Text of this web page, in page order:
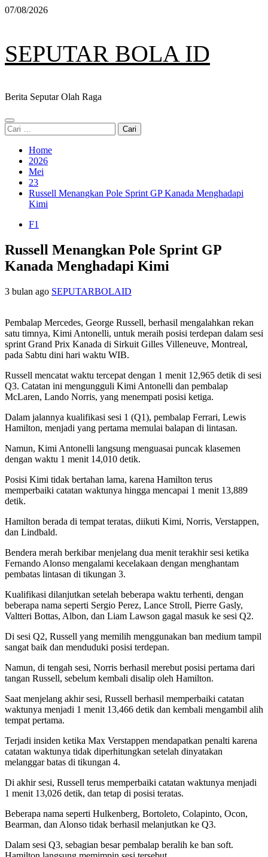
Skip
07/08/2026
SEPUTAR BOLA ID
Berita Seputar Olah Raga
Primary
Menu
Cari
untuk:
Home
2026
Mei
23
Russell Menangkan Pole Sprint GP Kanada Menghadapi
Kimi
F1
Russell Menangkan Pole Sprint GP
Kanada Menghadapi Kimi
3 bulan ago SEPUTARBOLAID
Pembalap Mercedes, George Russell, berhasil mengalahkan rekan
satu timnya, Kimi Antonelli, untuk meraih posisi terdepan dalam sesi
sprint Grand Prix Kanada di Sirkuit Gilles Villeneuve, Montreal,
pada Sabtu dini hari waktu WIB.
Russell mencatat waktu tercepat dengan 1 menit 12,965 detik di sesi
Q3. Catatan ini mengungguli Kimi Antonelli dan pembalap
McLaren, Lando Norris, yang menempati posisi ketiga.
Dalam jalannya kualifikasi sesi 1 (Q1), pembalap Ferrari, Lewis
Hamilton, menjadi yang pertama memulai balapan di lintasan.
Namun, Kimi Antonelli langsung menguasai puncak klasemen
dengan waktu 1 menit 14,010 detik.
Posisi Kimi tidak bertahan lama, karena Hamilton terus
memperbaiki catatan waktunya hingga mencapai 1 menit 13,889
detik.
Hamilton berada di tempat teratas, diikuti Kimi, Norris, Verstappen,
dan Lindbald.
Bendera merah berkibar menjelang dua menit terakhir sesi ketika
Fernando Alonso mengalami kecelakaan dengan menghantam
pembatas lintasan di tikungan 3.
Kualifikasi dilanjutkan setelah beberapa waktu terhenti, dengan
beberapa nama seperti Sergio Perez, Lance Stroll, Pierre Gasly,
Valtteri Bottas, Albon, dan Liam Lawson gagal masuk ke sesi Q2.
Di sesi Q2, Russell yang memilih menggunakan ban medium tampil
sangat baik dan menduduki posisi terdepan.
Namun, di tengah sesi, Norris berhasil merebut posisi pertama dari
tangan Russell, sebelum kembali disalip oleh Hamilton.
Saat menjelang akhir sesi, Russell berhasil memperbaiki catatan
waktunya menjadi 1 menit 13,466 detik dan kembali mengambil alih
tempat pertama.
Terjadi insiden ketika Max Verstappen mendapatkan penalti karena
catatan waktunya tidak diperhitungkan setelah dinyatakan
melanggar batas di tikungan 4.
Di akhir sesi, Russell terus memperbaiki catatan waktunya menjadi
1 menit 13,026 detik, dan tetap di posisi teratas.
Beberapa nama seperti Hulkenberg, Bortoleto, Colapinto, Ocon,
Bearman, dan Alonso tidak berhasil melanjutkan ke Q3.
Dalam sesi Q3, sebagian besar pembalap beralih ke ban soft.